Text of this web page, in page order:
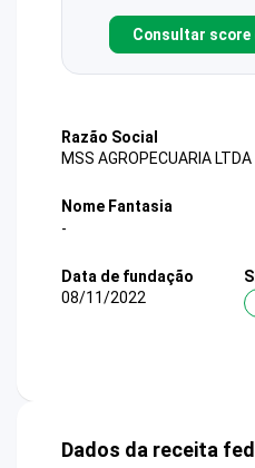
Consultar score
Razão Social
MSS AGROPECUARIA LTDA
Nome Fantasia
-
Data de fundação
08/11/2022
Dados da receita